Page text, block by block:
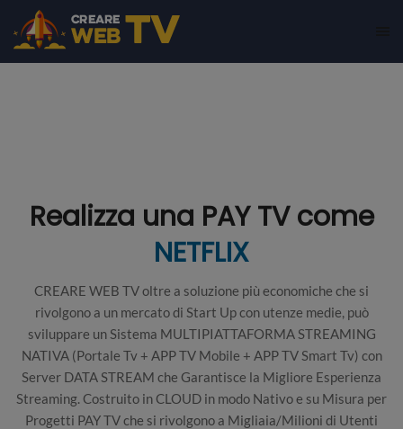
Realizza una PAY TV come
NETFLIX
CREARE WEB TV oltre a soluzione più economiche che si
rivolgono a un mercato di Start Up con utenze medie, può
sviluppare un Sistema MULTIPIATTAFORMA STREAMING
NATIVA (Portale Tv + APP TV Mobile + APP TV Smart Tv) con
Server DATA STREAM che Garantisce la Migliore Esperienza
Streaming. Costruito in CLOUD in modo Nativo e su Misura per
Progetti PAY TV che si rivolgono a Migliaia/Milioni di Utenti